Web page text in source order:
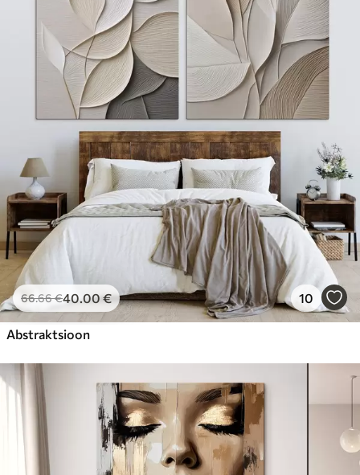
66.66€40.00€ 10
Abstraktsioon